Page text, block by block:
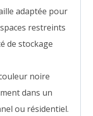
adaptée pour
restreints
de stockage
noire
dans un
ou résidentiel.